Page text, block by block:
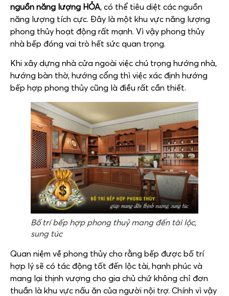
nguồn năng lượng HỎA, có thể tiêu diệt các nguồn
năng lượng tích cực. Đây là một khu vực năng lượng
phong thủy hoạt động rất mạnh. Vì vậy phong thủy
nhà bếp đóng vai trò hết sức quan trọng.
Khi xây dựng nhà cửa ngoài việc chú trọng hướng nhà,
hướng bàn thờ, hướng cổng thì việc xác định hướng
bếp hợp phong thủy cũng là điều rất cần thiết.
Bố trí bếp hợp phong thuỷ mang đến tài lộc,
sung túc
Quan niệm về phong thủy cho rằng bếp được bố trí
hợp lý sẽ có tác động tốt đến lộc tài, hạnh phúc và
mang lại thịnh vượng cho gia chủ chứ không chỉ đơn
thuần là khu vực nấu ăn của người nội trợ. Chính vì vậy